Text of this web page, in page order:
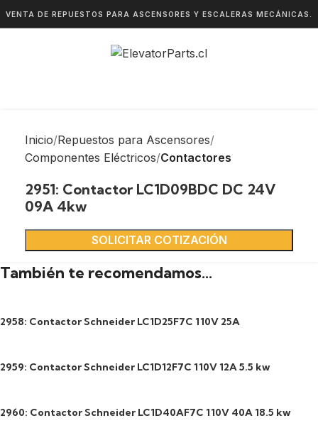
VENTA DE REPUESTOS PARA ASCENSORES Y ESCALERAS MECÁNICAS.
Inicio Repuestos para Ascensores
Componentes Eléctricos Contactores
2951: Contactor LC1D09BDC DC 24V
09A 4kw
SOLICITAR COTIZACIÓN
También te recomendamos…
2958: Contactor Schneider LC1D25F7C 110V 25A
2959: Contactor Schneider LC1D12F7C 110V 12A 5.5 kw
2960: Contactor Schneider LC1D40AF7C 110V 40A 18.5 kw